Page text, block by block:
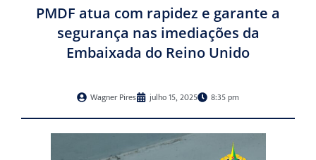
PMDF atua com rapidez e garante a
segurança nas imediações da
Embaixada do Reino Unido
Wagner Pires julho 15, 2025 8:35 pm